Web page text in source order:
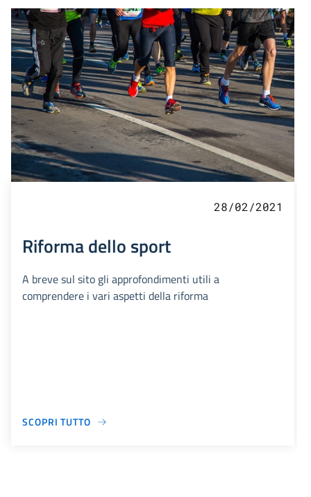
28/02/2021
Riforma dello sport
A breve sul sito gli approfondimenti utili a
comprendere i vari aspetti della riforma
SCOPRI TUTTO